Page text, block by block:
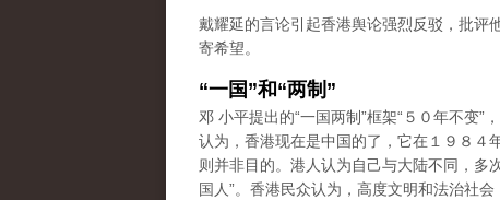
戴耀延的言论引起香港舆论强烈反驳，批评
寄希望。
“一国”和“两制”
邓 小平提出的“一国两制”框架“５０年不变”
认为，香港现在是中国的了，它在１９８４
则并非目的。港人认为自己与大陆不同，多
国人”。香港民众认为，高度文明和法治社